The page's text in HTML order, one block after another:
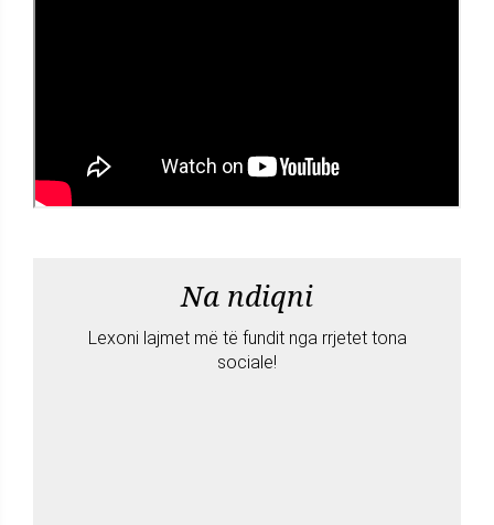
Na ndiqni
Lexoni lajmet më të fundit nga rrjetet tona
sociale!